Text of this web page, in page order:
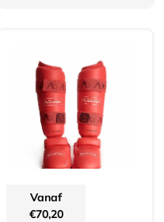
Vanaf
€70,20